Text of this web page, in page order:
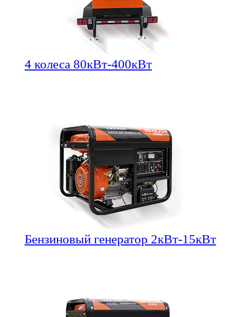
4 колеса 80кВт-400кВт
Бензиновый генератор 2кВт-15кВт